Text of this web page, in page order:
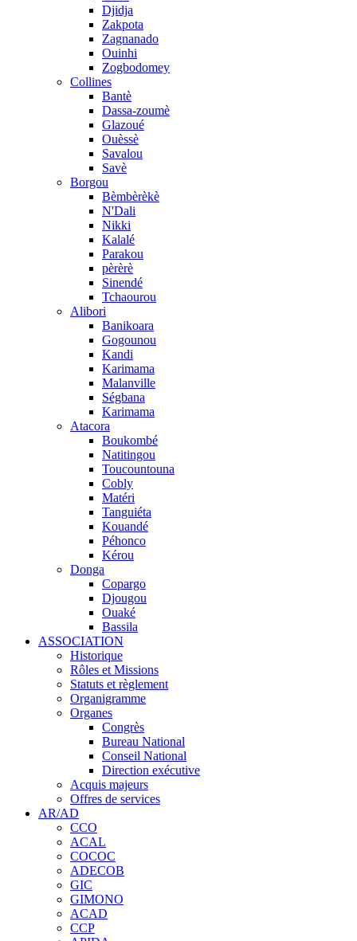
Djidja
Zakpota
Zagnanado
Ouinhi
Zogbodomey
Collines
Bantè
Dassa-zoumè
Glazoué
Ouèssè
Savalou
Savè
Borgou
Bèmbèrèkè
N'Dali
Nikki
Kalalé
Parakou
pèrèrè
Sinendé
Tchaourou
Alibori
Banikoara
Gogounou
Kandi
Karimama
Malanville
Ségbana
Karimama
Atacora
Boukombé
Natitingou
Toucountouna
Cobly
Matéri
Tanguiéta
Kouandé
Péhonco
Kérou
Donga
Copargo
Djougou
Ouaké
Bassila
ASSOCIATION
Historique
Rôles et Missions
Statuts et règlement
Organigramme
Organes
Congrès
Bureau National
Conseil National
Direction exécutive
Acquis majeurs
Offres de services
AR/AD
CCO
ACAL
COCOC
ADECOB
GIC
GIMONO
ACAD
CCP